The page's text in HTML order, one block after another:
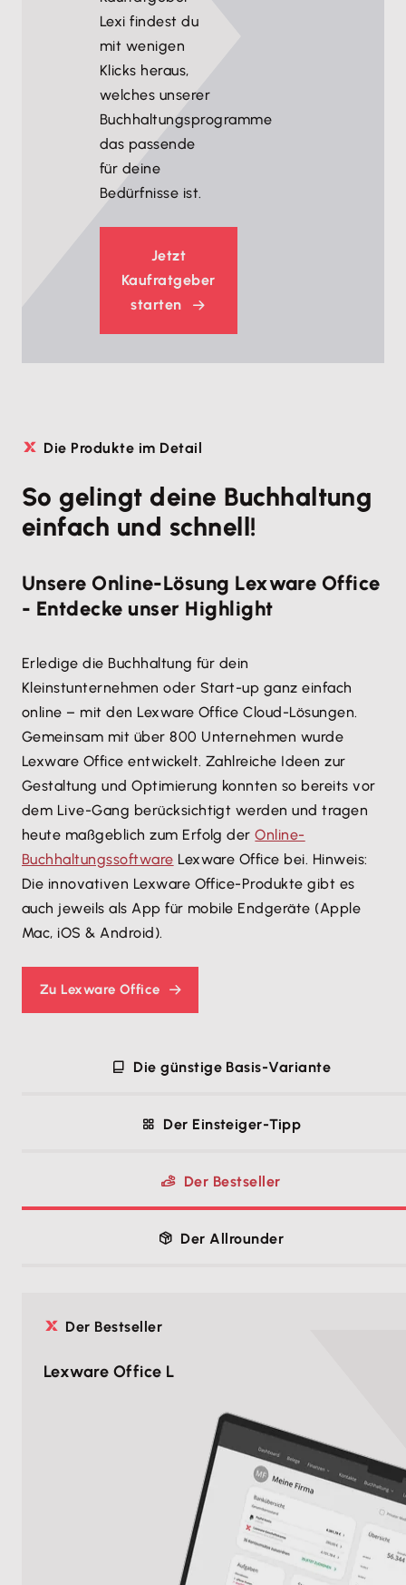
Lexi findest du
mit wenigen
Klicks heraus,
welches unserer
Buchhaltungsprogramme
das passende
für deine
Bedürfnisse ist.
Jetzt
Kaufratgeber
starten
Die Produkte im Detail
So gelingt deine Buchhaltung
einfach und schnell!
Unsere Online-Lösung Lexware Office
- Entdecke unser Highlight
Erledige die Buchhaltung für dein
Kleinstunternehmen oder Start-up ganz einfach
online – mit den Lexware Office Cloud-Lösungen.
Gemeinsam mit über 800 Unternehmen wurde
Lexware Office entwickelt. Zahlreiche Ideen zur
Gestaltung und Optimierung konnten so bereits vor
dem Live-Gang berücksichtigt werden und tragen
heute maßgeblich zum Erfolg derOnline-
Buchhaltungssoftware Lexware Office bei. Hinweis:
Die innovativen Lexware Office-Produkte gibt es
auch jeweils als App für mobile Endgeräte (Apple
Mac, iOS & Android).
Zu Lexware Office
Die günstige Basis-Variante
Der Einsteiger-Tipp
Der Bestseller
Der Allrounder
Der Bestseller
Lexware Office L